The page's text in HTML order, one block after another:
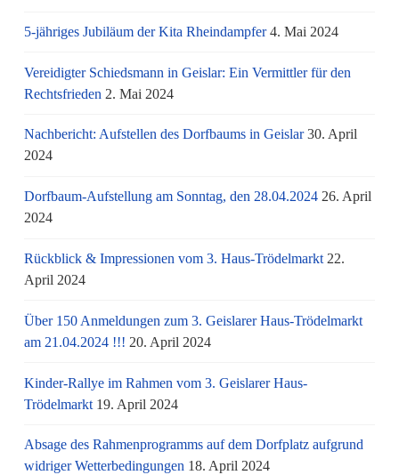
5-jähriges Jubiläum der Kita Rheindampfer 4. Mai 2024
Vereidigter Schiedsmann in Geislar: Ein Vermittler für den
Rechtsfrieden 2. Mai 2024
Nachbericht: Aufstellen des Dorfbaums in Geislar 30. April
2024
Dorfbaum-Aufstellung am Sonntag, den 28.04.2024 26. April
2024
Rückblick & Impressionen vom 3. Haus-Trödelmarkt 22.
April 2024
Über 150 Anmeldungen zum 3. Geislarer Haus-Trödelmarkt
am 21.04.2024 !!! 20. April 2024
Kinder-Rallye im Rahmen vom 3. Geislarer Haus-
Trödelmarkt 19. April 2024
Absage des Rahmenprogramms auf dem Dorfplatz aufgrund
widriger Wetterbedingungen 18. April 2024